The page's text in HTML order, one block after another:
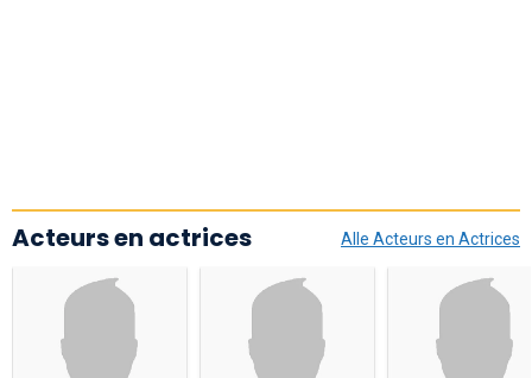
Alle Acteurs en Actrices
Acteurs en actrices